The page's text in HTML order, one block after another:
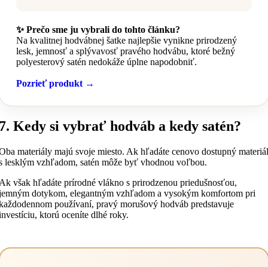
✨ Prečo sme ju vybrali do tohto článku?
Na kvalitnej hodvábnej šatke najlepšie vynikne prirodzený
lesk, jemnosť a splývavosť pravého hodvábu, ktoré bežný
polyesterový satén nedokáže úplne napodobniť.
Pozrieť produkt →
Kedy si vybrať hodváb a kedy satén?
materiály majú svoje miesto. Ak hľadáte cenovo dostupný materiál
lesklým vzhľadom, satén môže byť vhodnou voľbou.
však hľadáte prírodné vlákno s prirodzenou priedušnosťou,
dotykom, elegantným vzhľadom a vysokým komfortom pri
používaní, pravý morušový hodváb predstavuje
ktorú oceníte dlhé roky.